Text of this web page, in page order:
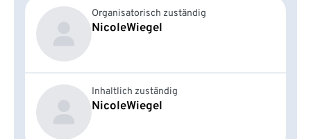
Organisatorisch zuständig
NicoleWiegel
Inhaltlich zuständig
NicoleWiegel